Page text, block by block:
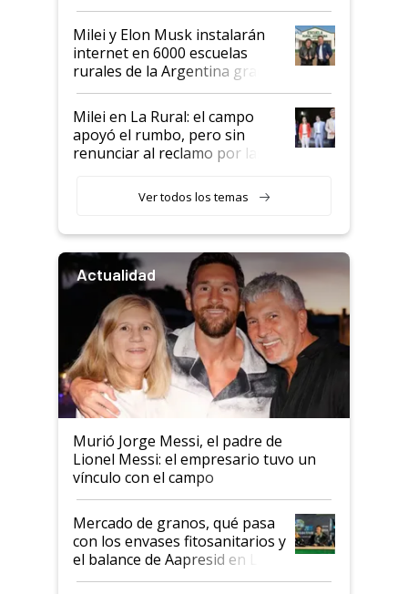
Milei y Elon Musk instalarán
internet en 6000 escuelas
rurales de la Argentina gracias
a un acuerdo con Starlink
Milei en La Rural: el campo
apoyó el rumbo, pero sin
renunciar al reclamo por las
Ver todos los temas
Actualidad
Murió Jorge Messi, el padre de
Lionel Messi: el empresario tuvo un
vínculo con el campo
Mercado de granos, qué pasa
con los envases fitosanitarios y
el balance de Aapresid en La
Posta